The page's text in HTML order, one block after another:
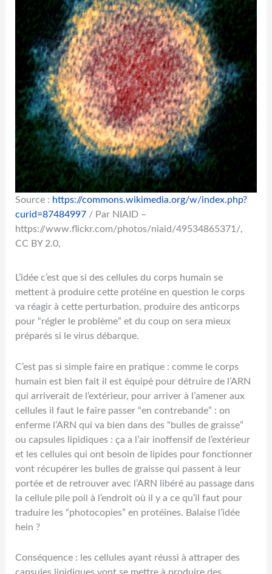
Source : https://commons.wikimedia.org/w/index.php?
curid=87484997 / Par NIAID –
https://www.flickr.com/photos/niaid/49534865371/,
CC BY 2.0,
L’idée c’est que si des cellules du corps humain se
mettent à produire cette protéine en question le corps
va réagir à cette perturbation, produire des anticorps
pour “régler le problème” et du coup on sera mieux
préparés si le virus débarque.
C’est pas si simple faire en pratique : comme le corps
humain est bien fait il est équipé pour détruire de l’ARN
qui arriverait de l’extérieur, pour arriver à l’amener aux
cellules il faut le faire passer “en contrebande” : on
enferme l’ARN qui va bien dans des “bulles de graisse”
ou capsules lipidiques : ça a l’air inoffensif de l’extérieur
et les cellules qui ont besoin de lipides pour fonctionner
vont récupérer les bulles de graisse qui passent à leur
portée et de retrouver avec l’ARN libéré au passage dans
la cellule pile poil à l’endroit où il y a ce qu’il faut pour
traduire les “photocopies” en protéines. Balaise l’idée
hein ?
Conséquence : les cellules ayant réussi à attraper des